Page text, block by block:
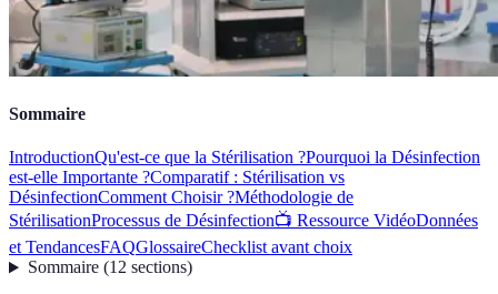
Sommaire
IntroductionQu'est-ce que la Stérilisation ?Pourquoi la Désinfection
est-elle Importante ?Comparatif : Stérilisation vs
DésinfectionComment Choisir ?Méthodologie de
StérilisationProcessus de Désinfection📺 Ressource VidéoDonnées
et TendancesFAQGlossaireChecklist avant choix
Sommaire(12 sections)